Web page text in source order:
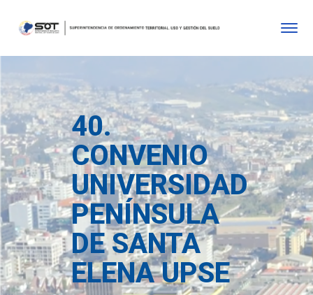
40.
CONVENIO
UNIVERSIDAD
PENÍNSULA
DE SANTA
ELENA UPSE